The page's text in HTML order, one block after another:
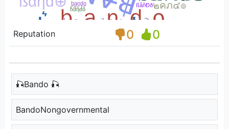
Reputation 0 0
🎣Bando 🎣
BandoNongovernmental